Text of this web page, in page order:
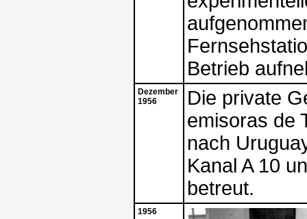
Betrieb
Dezember
1956
Die private
emisoras de
nach
Kanal A 10
betreut.
1956